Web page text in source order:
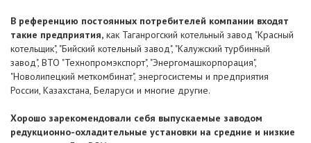
В референцию постоянных потребителей компании входят
такие предприятия, как Таганрогский котельный завод "Красный
котельщик", "Бийский котельный завод", "Калужский турбинный
завод", ВТО "Технопромэкспорт", "Энергомашкорпорация",
"Новолипецкий меткомбинат", энергосистемы и предприятия
России, Казахстана, Беларуси и многие другие.
Хорошо зарекомендовали себя выпускаемые заводом
редукционно-охладительные установки на средние и низкие